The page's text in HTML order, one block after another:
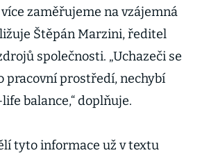
zaměřujeme na vzájemná
Štěpán Marzini, ředitel
společnosti. „Uchazeči se
pracovní prostředí, nechybí
balance,“ doplňuje.
tyto informace už v textu